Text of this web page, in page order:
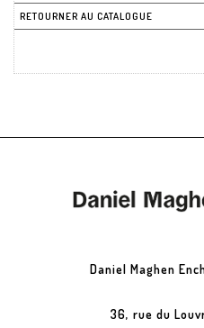
RETOURNER AU CATALOGUE
Daniel Maghen
36, rue du